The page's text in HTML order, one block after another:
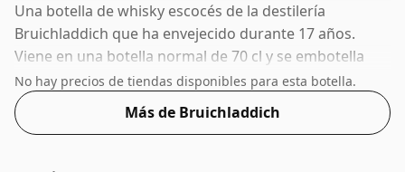
Una botella de whisky escocés de la destilería
Bruichladdich que ha envejecido durante 17 años.
Viene en una botella normal de 70 cl y se embotella
con un ABV saludable del 46%.
No hay precios de tiendas disponibles para esta botella.
Más de Bruichladdich